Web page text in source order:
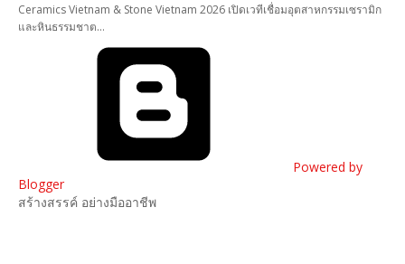
Ceramics Vietnam & Stone Vietnam 2026 เปิดเวทีเชื่อมอุตสาหกรรมเซรามิก
และหินธรรมชาต…
Powered by
Blogger
สร้างสรรค์ อย่างมืออาชีพ